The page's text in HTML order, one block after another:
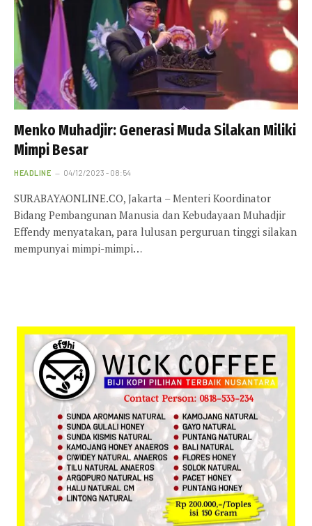
Menko Muhadjir: Generasi Muda Silakan Miliki
Mimpi Besar
HEADLINE 04/12/2023 - 08:54
SURABAYAONLINE.CO, Jakarta – Menteri Koordinator
Bidang Pembangunan Manusia dan Kebudayaan Muhadjir
Effendy menyatakan, para lulusan perguruan tinggi silakan
mempunyai mimpi-mimpi…